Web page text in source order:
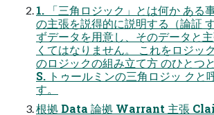
1. 「三角ロジック」とは何か ある
の主張を説得的に説明する（論証
ずデータを用意し、そのデータと
くてはなりません。 これをロジッ
のロジックの組み立て方 のひとつ
S. トゥールミンの三角ロジッ クと
す。
根拠 Data 論拠 Warrant 主張